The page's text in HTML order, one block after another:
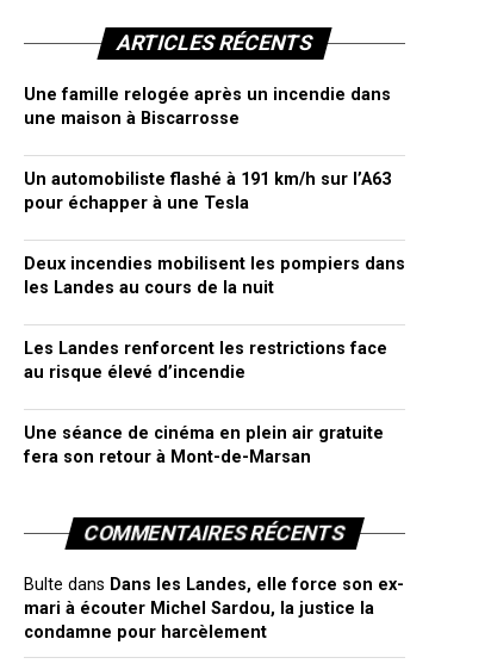
ARTICLES RÉCENTS
Une famille relogée après un incendie dans
une maison à Biscarrosse
Un automobiliste flashé à 191 km/h sur l’A63
pour échapper à une Tesla
Deux incendies mobilisent les pompiers dans
les Landes au cours de la nuit
Les Landes renforcent les restrictions face
au risque élevé d’incendie
Une séance de cinéma en plein air gratuite
fera son retour à Mont-de-Marsan
COMMENTAIRES RÉCENTS
Bulte dans Dans les Landes, elle force son ex-
mari à écouter Michel Sardou, la justice la
condamne pour harcèlement